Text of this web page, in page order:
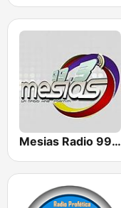
Mesias Radio 99.3 FM